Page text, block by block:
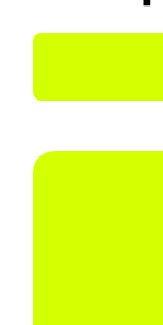
Home